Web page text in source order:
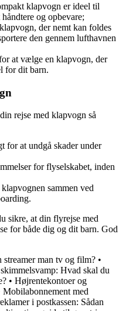
klapvogn er ideel til
og opbevare;
der nemt kan foldes
den gennem lufthavnen
at vælge en klapvogn, der
for dit barn.
rejse med klapvogn så
for at undgå skader under
for flyselskabet, inden
sammen ved
sikre, at din flyrejse med
for både dig og dit barn. God
streamer man tv og film? •
Hvad skal du
• Højrentekontoer og
Mobilabonnement med
i postkassen: Sådan